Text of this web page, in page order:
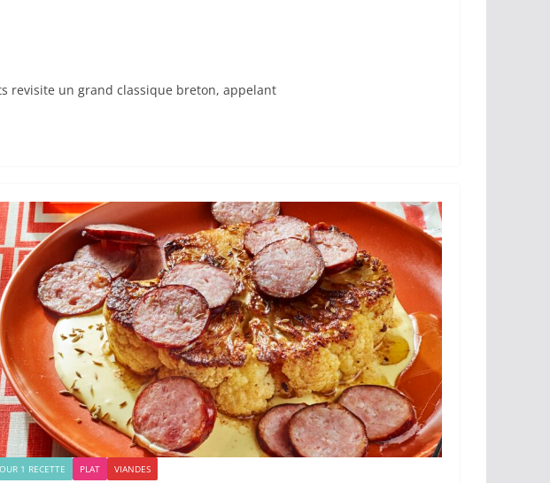
revisite un grand classique breton, appelant
1 RECETTE PLAT VIANDES